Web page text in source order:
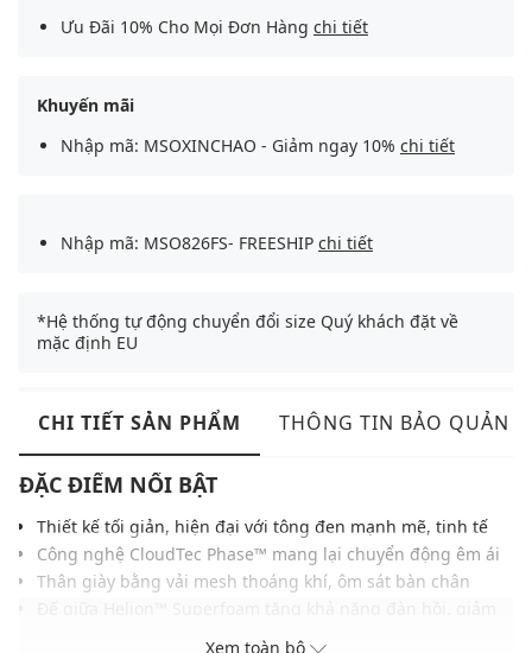
Ưu Đãi 10% Cho Mọi Đơn Hàng chi tiết
Khuyến mãi
Nhập mã: MSOXINCHAO - Giảm ngay 10% chi tiết
Nhập mã: MSO826FS- FREESHIP chi tiết
*Hệ thống tự động chuyển đổi size Quý khách đặt về
mặc định EU
CHI TIẾT SẢN PHẨM THÔNG TIN BẢO QUẢN
ĐẶC ĐIỂM NỔI BẬT
Thiết kế tối giản, hiện đại với tông đen mạnh mẽ, tinh tế
Công nghệ CloudTec Phase™ mang lại chuyển động êm ái
Thân giày bằng vải mesh thoáng khí, ôm sát bàn chân
Xem toàn bộ